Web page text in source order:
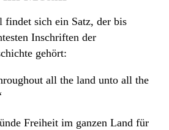
sich ein Satz, der bis
Inschriften der
gehört:
all the land unto all the
Freiheit im ganzen Land für